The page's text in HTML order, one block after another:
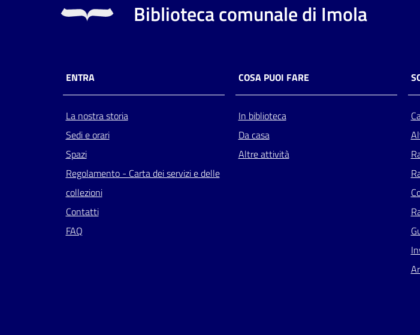
Biblioteca comunale di Imola
ENTRA
La nostra storia
Sedi e orari
Spazi
Regolamento - Carta dei servizi e delle
collezioni
Contatti
FAQ
COSA PUOI FARE
In biblioteca
Da casa
Altre attività